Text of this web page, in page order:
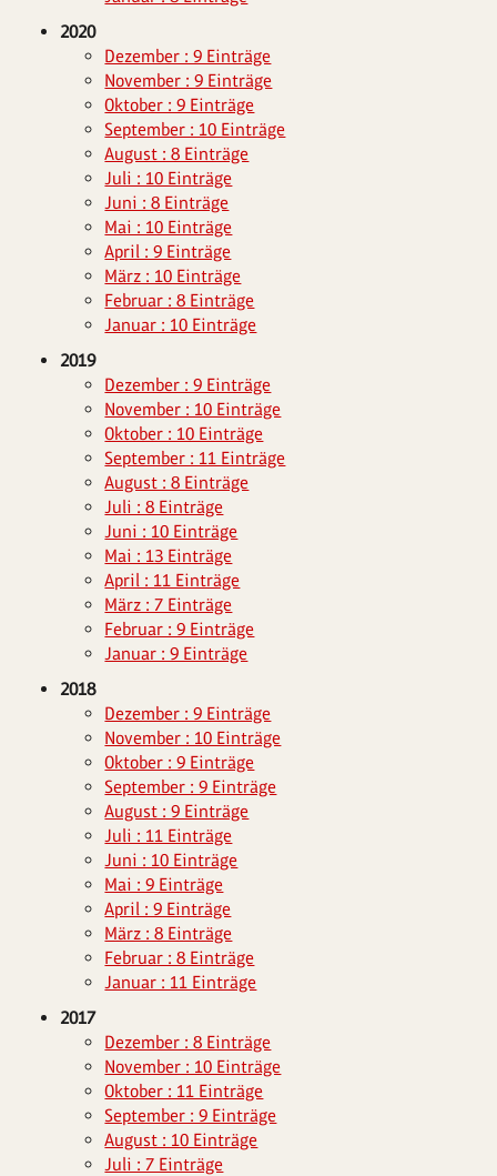
2020
Dezember : 9 Einträge
November : 9 Einträge
Oktober : 9 Einträge
September : 10 Einträge
August : 8 Einträge
Juli : 10 Einträge
Juni : 8 Einträge
Mai : 10 Einträge
April : 9 Einträge
März : 10 Einträge
Februar : 8 Einträge
Januar : 10 Einträge
2019
Dezember : 9 Einträge
November : 10 Einträge
Oktober : 10 Einträge
September : 11 Einträge
August : 8 Einträge
Juli : 8 Einträge
Juni : 10 Einträge
Mai : 13 Einträge
April : 11 Einträge
März : 7 Einträge
Februar : 9 Einträge
Januar : 9 Einträge
2018
Dezember : 9 Einträge
November : 10 Einträge
Oktober : 9 Einträge
September : 9 Einträge
August : 9 Einträge
Juli : 11 Einträge
Juni : 10 Einträge
Mai : 9 Einträge
April : 9 Einträge
März : 8 Einträge
Februar : 8 Einträge
Januar : 11 Einträge
2017
Dezember : 8 Einträge
November : 10 Einträge
Oktober : 11 Einträge
September : 9 Einträge
August : 10 Einträge
Juli : 7 Einträge